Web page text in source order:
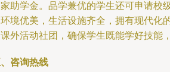
助学金。品学兼优的学生还可申请校
境优美，生活设施齐全，拥有现代化
外活动社团，确保学生既能学好技能
咨询热线